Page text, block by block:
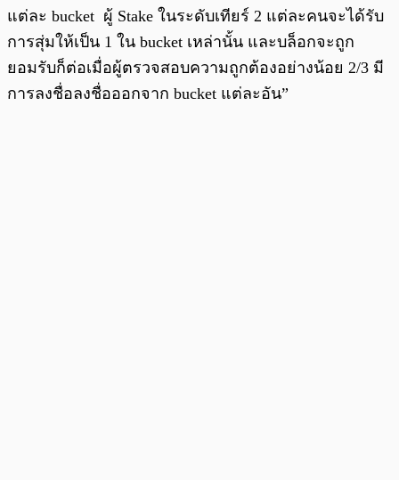
แต่ละ bucket ผู้ Stake ในระดับเทียร์ 2 แต่ละคนจะได้รับ
การสุ่มให้เป็น 1 ใน bucket เหล่านั้น และบล็อกจะถูก
ยอมรับก็ต่อเมื่อผู้ตรวจสอบความถูกต้องอย่างน้อย 2/3 มี
การลงชื่อลงชื่อออกจาก bucket แต่ละอัน”